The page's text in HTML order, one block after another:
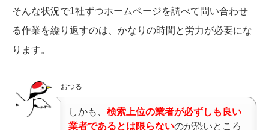
そんな状況で1社ずつホームページを調べて問い合わせ
る作業を繰り返すのは、かなりの時間と労力が必要にな
ります。
おつる
しかも、 検索上位の業者が必ずしも良い
業者であるとは限らないのが恐いところ